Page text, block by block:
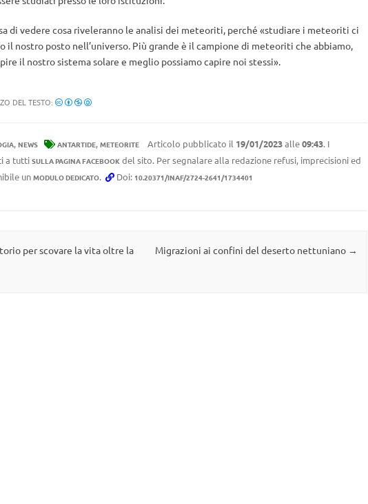
di vedere cosa riveleranno le analisi dei meteoriti, perché «studiare i meteoriti ci
il nostro posto nell’universo. Più grande è il campione di meteoriti che abbiamo,
il nostro sistema solare e meglio possiamo capire noi stessi».
DEL TESTO:
, NEWS ANTARTIDE, METEORITE Articolo pubblicato il 19/01/2023alle09:43. I
a tutti SULLA PAGINA FACEBOOKdel sito. Per segnalare alla redazione refusi, imprecisioni ed
un MODULO DEDICATO. Doi: 10.20371/INAF/2724-2641/1734401
per scovare la vita oltre la
Migrazioni ai confini del deserto nettuniano →